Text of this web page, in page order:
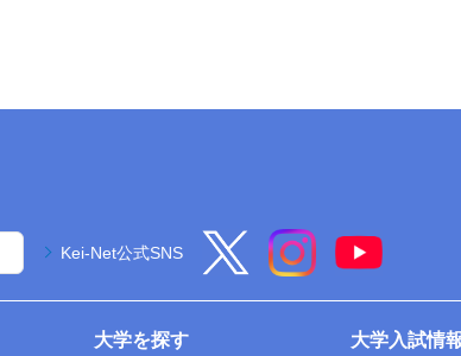
Kei-Net公式SNS
大学を探す 大学入試情